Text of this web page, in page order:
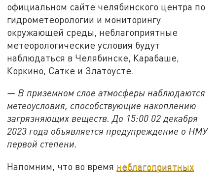
официальном сайте челябинского центра по
гидрометеорологии и мониторингу
окружающей среды, неблагоприятные
метеорологические условия будут
наблюдаться в Челябинске, Карабаше,
Коркино, Сатке и Златоусте.
— В приземном слое атмосферы наблюдаются
метеоусловия, способствующие накоплению
загрязняющих веществ. До 15:00 02 декабря
2023 года объявляется предупреждение о НМУ
первой степени.
Напомним, что во время неблагоприятных